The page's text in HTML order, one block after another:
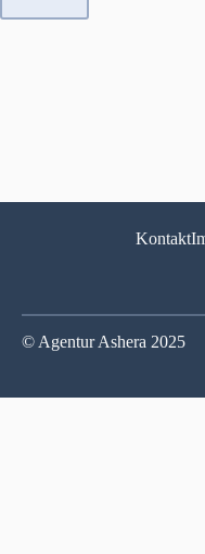
Kontakt
© Agentur Ashera 2025